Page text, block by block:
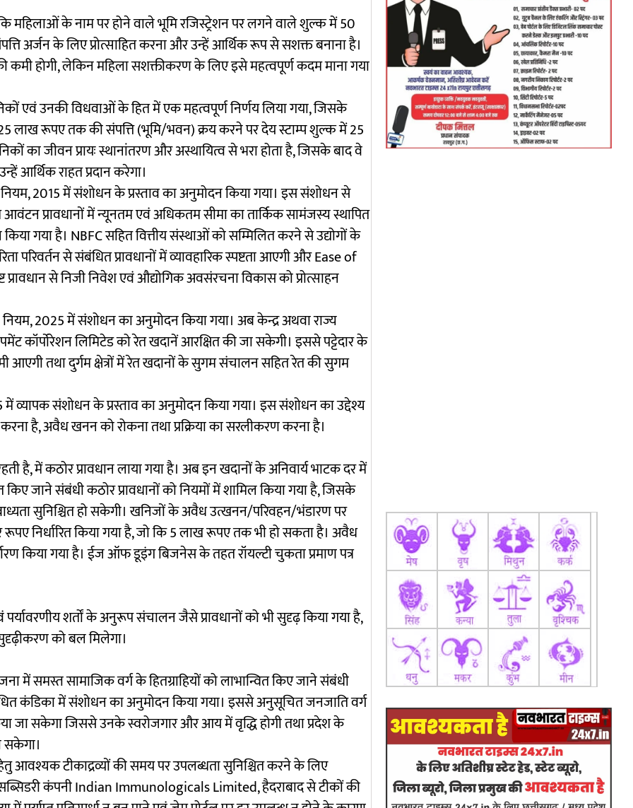
महिलाओं के नाम पर होने वाले भूमि रजिस्ट्रेशन पर लगने वाले शुल्क में 50
अर्जन के लिए प्रोत्साहित करना और उन्हें आर्थिक रूप से सशक्त बनाना है।
होगी, लेकिन महिला सशक्तीकरण के लिए इसे महत्वपूर्ण कदम माना गया
एवं उनकी विधवाओं के हित में एक महत्वपूर्ण निर्णय लिया गया, जिसके
लाख रूपए तक की संपत्ति (भूमि/भवन) क्रय करने पर देय स्टाम्प शुल्क में 25
का जीवन प्रायः स्थानांतरण और अस्थायित्व से भरा होता है, जिसके बाद वे
आर्थिक राहत प्रदान करेगा।
नियम, 2015 में संशोधन के प्रस्ताव का अनुमोदन किया गया। इस संशोधन से
आवंटन प्रावधानों में न्यूनतम एवं अधिकतम सीमा का तार्किक सामंजस्य स्थापित
गया है। NBFC सहित वित्तीय संस्थाओं को सम्मिलित करने से उद्योगों के
से संबंधित प्रावधानों में व्यावहारिक स्पष्टता आएगी और Ease of
से निजी निवेश एवं औद्योगिक अवसंरचना विकास को प्रोत्साहन
2025 में संशोधन का अनुमोदन किया गया। अब केन्द्र अथवा राज्य
कॉर्पाेरेशन लिमिटेड को रेत खदानें आरक्षित की जा सकेगी। इससे पट्टेदार के
तथा दुर्गम क्षेत्रों में रेत खदानों के सुगम संचालन सहित रेत की सुगम
व्यापक संशोधन के प्रस्ताव का अनुमोदन किया गया। इस संशोधन का उद्देश्य
करना है, अवैध खनन को रोकना तथा प्रक्रिया का सरलीकरण करना है।
में कठोर प्रावधान लाया गया है। अब इन खदानों के अनिवार्य भाटक दर में
जाने संबंधी कठोर प्रावधानों को नियमों में शामिल किया गया है, जिसके
सुनिश्चित हो सकेगी। खनिजों के अवैध उत्खनन/परिवहन/भंडारण पर
रूपए निर्धारित किया गया है, जो कि 5 लाख रूपए तक भी हो सकता है। अवैध
किया गया है। ईज ऑफ डूइंग बिजनेस के तहत रॉयल्टी चुकता प्रमाण पत्र
शर्तों के अनुरूप संचालन जैसे प्रावधानों को भी सुदृढ़ किया गया है,
को बल मिलेगा।
में समस्त सामाजिक वर्ग के हितग्राहियों को लाभान्वित किए जाने संबंधी
कंडिका में संशोधन का अनुमोदन किया गया। इससे अनुसूचित जनजाति वर्ग
जा सकेगा जिससे उनके स्वरोजगार और आय में वृद्धि होगी तथा प्रदेश के
सकेगा।
आवश्यक टीकाद्रव्यों की समय पर उपलब्धता सुनिश्चित करने के लिए
कंपनी Indian Immunologicals Limited, हैदराबाद से टीकों की